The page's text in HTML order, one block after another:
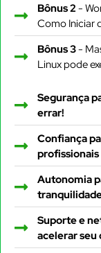
Bônus 2 -
Como Iniciar
Bônus 3-
Linux pode
Segurança
errar!
Confiança
Autonomia
Suporte e
acelerar